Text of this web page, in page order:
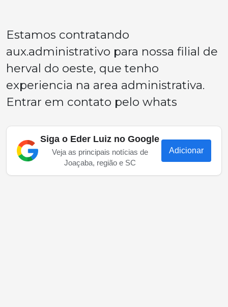
Estamos contratando
aux.administrativo para nossa filial de
herval do oeste, que tenho
experiencia na area administrativa.
Entrar em contato pelo whats
Siga o Eder Luiz no Google
Veja as principais notícias de
Joaçaba, região e SC
Adicionar